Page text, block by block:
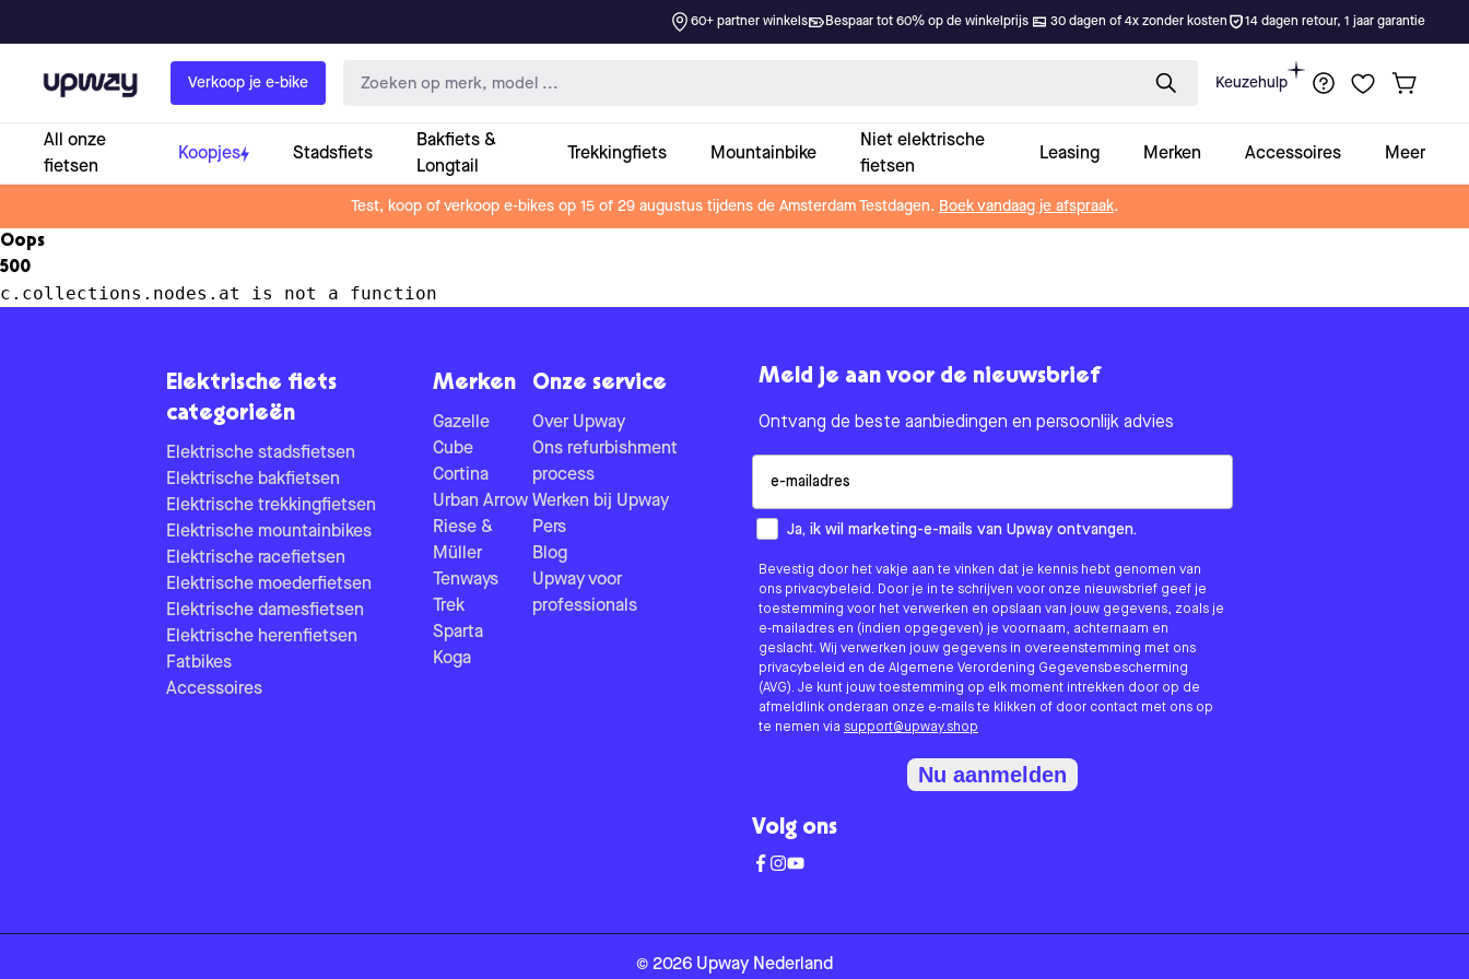
60+ partner winkels Bespaar tot 60% op de winkelprijs 30 dagen of 4x zonder kosten 14 dagen retour, 1 jaar garantie
Upway Verkoop je e-bike Keuzehulp
All onze
fietsen
Koopjes Stadsfiets
Bakfiets &
Longtail
Trekkingfiets Mountainbike
Niet elektrische
fietsen
Leasing Merken Accessoires Meer
Test, koop of verkoop e-bikes op 15 of 29 augustus tijdens de Amsterdam Testdagen. Boek vandaag je afspraak.
Oops
500
c.collections.nodes.at is not a function
Elektrische fiets
categorieën
Elektrische stadsfietsen
Elektrische bakfietsen
Elektrische trekkingfietsen
Elektrische mountainbikes
Elektrische racefietsen
Elektrische moederfietsen
Elektrische damesfietsen
Elektrische herenfietsen
Fatbikes
Accessoires
Merken
Gazelle
Cube
Cortina
Urban Arrow
Riese &
Müller
Tenways
Trek
Sparta
Koga
Onze service
Over Upway
Ons refurbishment
process
Werken bij Upway
Pers
Blog
Upway voor
professionals
Meld je aan voor de nieuwsbrief
Ontvang de beste aanbiedingen en persoonlijk advies
How would you like to hear from us?
Ja, ik wil marketing-e-mails van Upway ontvangen.
Bevestig door het vakje aan te vinken dat je kennis hebt genomen van
ons privacybeleid. Door je in te schrijven voor onze nieuwsbrief geef je
toestemming voor het verwerken en opslaan van jouw gegevens, zoals je
e-mailadres en (indien opgegeven) je voornaam, achternaam en
geslacht. Wij verwerken jouw gegevens in overeenstemming met ons
privacybeleid en de Algemene Verordening Gegevensbescherming
(AVG). Je kunt jouw toestemming op elk moment intrekken door op de
afmeldlink onderaan onze e-mails te klikken of door contact met ons op
te nemen via support@upway.shop
Nu aanmelden
Volg ons
© 2026 Upway Nederland